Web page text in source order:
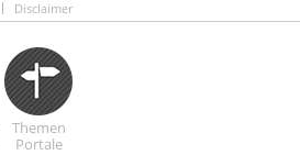
Disclaimer
Themen
Portale